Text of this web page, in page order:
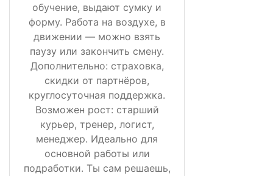
обучение, выдают сумку и
форму. Работа на воздухе, в
движении — можно взять
паузу или закончить смену.
Дополнительно: страховка,
скидки от партнёров,
круглосуточная поддержка.
Возможен рост: старший
курьер, тренер, логист,
менеджер. Идеально для
основной работы или
подработки. Ты сам решаешь,